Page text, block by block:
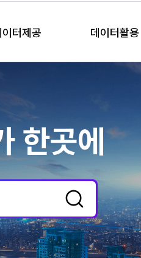
이터제공 데이터활용
한곳에